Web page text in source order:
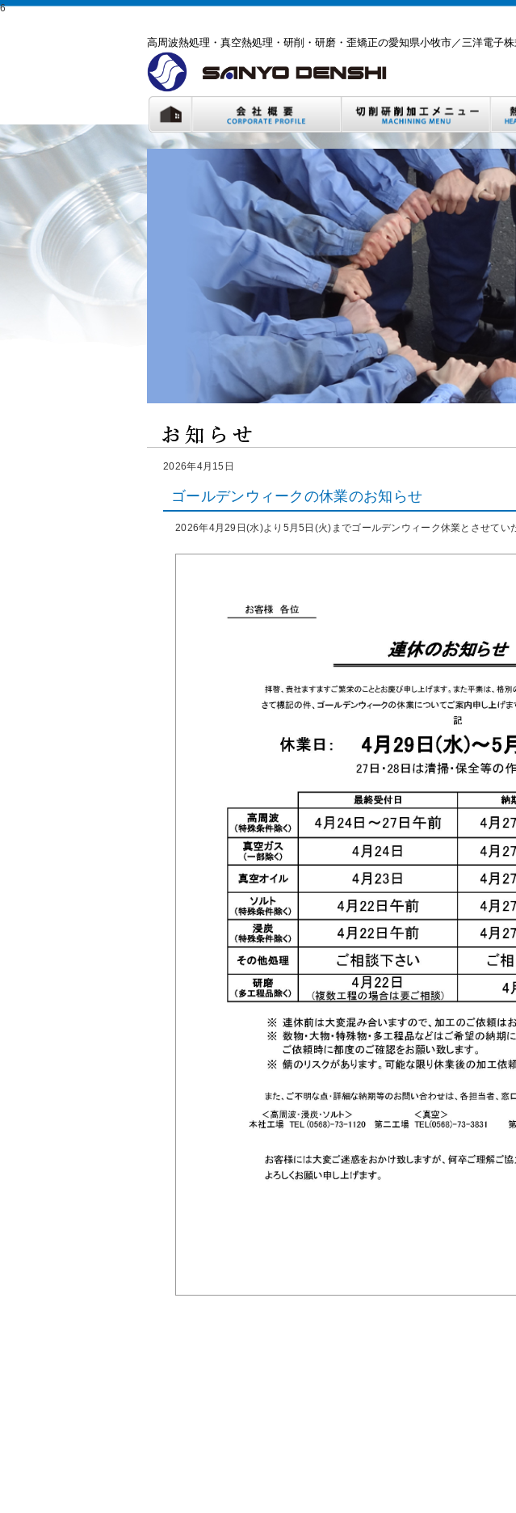
6
高周波熱処理・真空熱処理・研削・研磨・歪矯正の愛知県小牧市／三洋電子
2026年4月15日
ゴールデンウィークの休業のお知らせ
2026年4月29日(水)より5月5日(火)までゴールデンウィーク休業とさせてい